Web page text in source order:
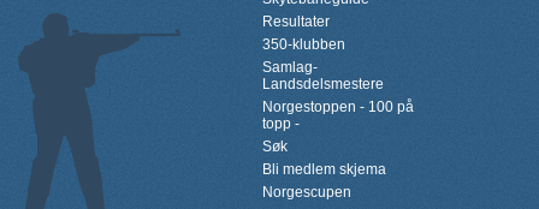
Resultater
350-klubben
Samlag-
Landsdelsmestere
Norgestoppen - 100 på
topp -
Søk
Bli medlem skjema
Norgescupen